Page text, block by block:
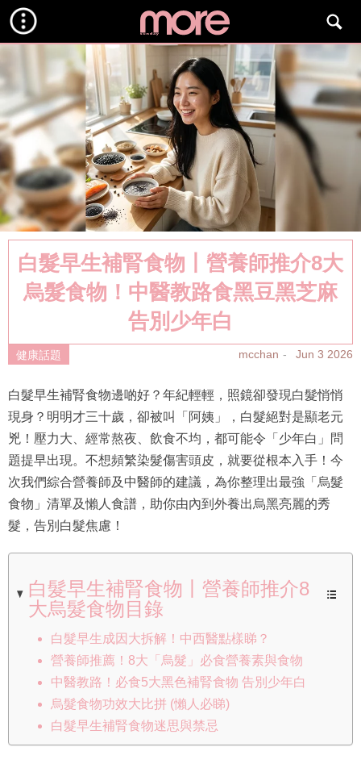
白髮早生補腎食物丨營養師推介8大
烏髮食物！中醫教路食黑豆黑芝麻
告別少年白
健康話題 mcchan Jun 3 2026
白髮早生補腎食物邊啲好？年紀輕輕，照鏡卻發現白髮悄悄
現身？明明才三十歲，卻被叫「阿姨」，白髮絕對是顯老元
兇！壓力大、經常熬夜、飲食不均，都可能令「少年白」問
題提早出現。不想頻繁染髮傷害頭皮，就要從根本入手！今
次我們綜合營養師及中醫師的建議，為你整理出最強「烏髮
食物」清單及懶人食譜，助你由內到外養出烏黑亮麗的秀
髮，告別白髮焦慮！
白髮早生補腎食物丨營養師推介8
大烏髮食物目錄
白髮早生成因大拆解！中西醫點樣睇？
營養師推薦！8大「烏髮」必食營養素與食物
中醫教路！必食5大黑色補腎食物 告別少年白
烏髮食物功效大比拼 (懶人必睇)
白髮早生補腎食物迷思與禁忌